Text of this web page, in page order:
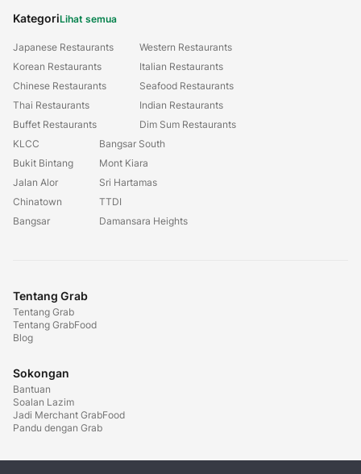
KategoriLihat semua
Japanese Restaurants
Korean Restaurants
Chinese Restaurants
Thai Restaurants
Buffet Restaurants
Western Restaurants
Italian Restaurants
Seafood Restaurants
Indian Restaurants
Dim Sum Restaurants
KLCC
Bukit Bintang
Jalan Alor
Chinatown
Bangsar
Bangsar South
Mont Kiara
Sri Hartamas
TTDI
Damansara Heights
Tentang Grab
Tentang Grab
Tentang GrabFood
Blog
Sokongan
Bantuan
Soalan Lazim
Jadi Merchant GrabFood
Pandu dengan Grab